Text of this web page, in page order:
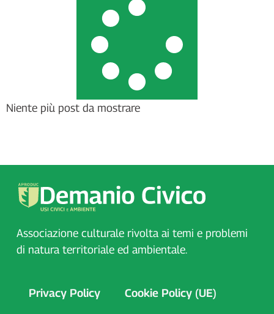
Niente più post da mostrare
Associazione culturale rivolta ai temi e problemi
di natura territoriale ed ambientale.
Privacy Policy Cookie Policy (UE)